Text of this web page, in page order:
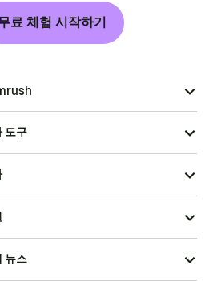
료 체험 시작하기
도구
뉴스